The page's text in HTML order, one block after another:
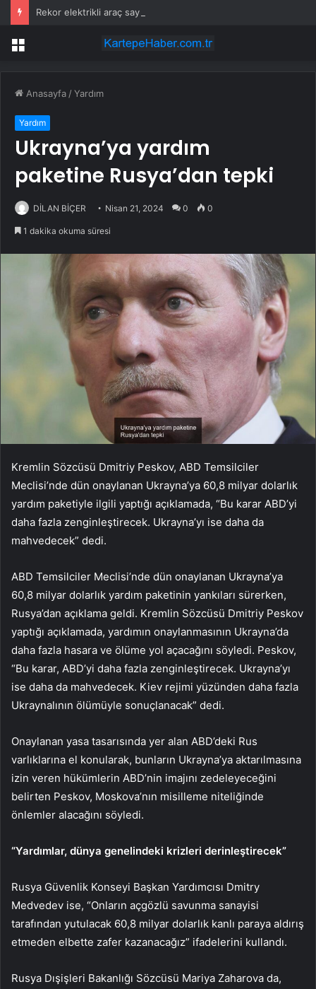
Rekor elektrikli araç sayısı: 450 bin 38
Menü
Anasayfa /Yardım
Yardım
Ukrayna’ya yardım
paketine Rusya’dan tepki
DİLAN BİÇER Nisan 21, 2024 0 0
1 dakika okuma süresi
Kremlin Sözcüsü Dmitriy Peskov, ABD Temsilciler
Meclisi’nde dün onaylanan Ukrayna’ya 60,8 milyar dolarlık
yardım paketiyle ilgili yaptığı açıklamada, “Bu karar ABD’yi
daha fazla zenginleştirecek. Ukrayna’yı ise daha da
mahvedecek” dedi.
ABD Temsilciler Meclisi’nde dün onaylanan Ukrayna’ya
60,8 milyar dolarlık yardım paketinin yankıları sürerken,
Rusya’dan açıklama geldi. Kremlin Sözcüsü Dmitriy Peskov
yaptığı açıklamada, yardımın onaylanmasının Ukrayna’da
daha fazla hasara ve ölüme yol açacağını söyledi. Peskov,
“Bu karar, ABD’yi daha fazla zenginleştirecek. Ukrayna’yı
ise daha da mahvedecek. Kiev rejimi yüzünden daha fazla
Ukraynalının ölümüyle sonuçlanacak” dedi.
Onaylanan yasa tasarısında yer alan ABD’deki Rus
varlıklarına el konularak, bunların Ukrayna’ya aktarılmasına
izin veren hükümlerin ABD’nin imajını zedeleyeceğini
belirten Peskov, Moskova’nın misilleme niteliğinde
önlemler alacağını söyledi.
“Yardımlar, dünya genelindeki krizleri derinleştirecek”
Rusya Güvenlik Konseyi Başkan Yardımcısı Dmitry
Medvedev ise, “Onların açgözlü savunma sanayisi
tarafından yutulacak 60,8 milyar dolarlık kanlı paraya aldırış
etmeden elbette zafer kazanacağız” ifadelerini kullandı.
Rusya Dışişleri Bakanlığı Sözcüsü Mariya Zaharova da,